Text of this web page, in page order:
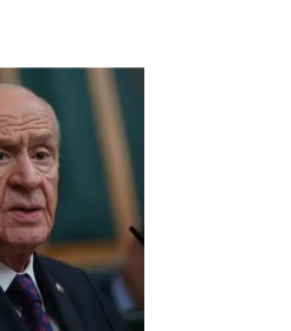
kullanılması için
ve site adresim bu